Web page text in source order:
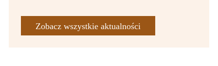
Zobacz wszystkie aktualności